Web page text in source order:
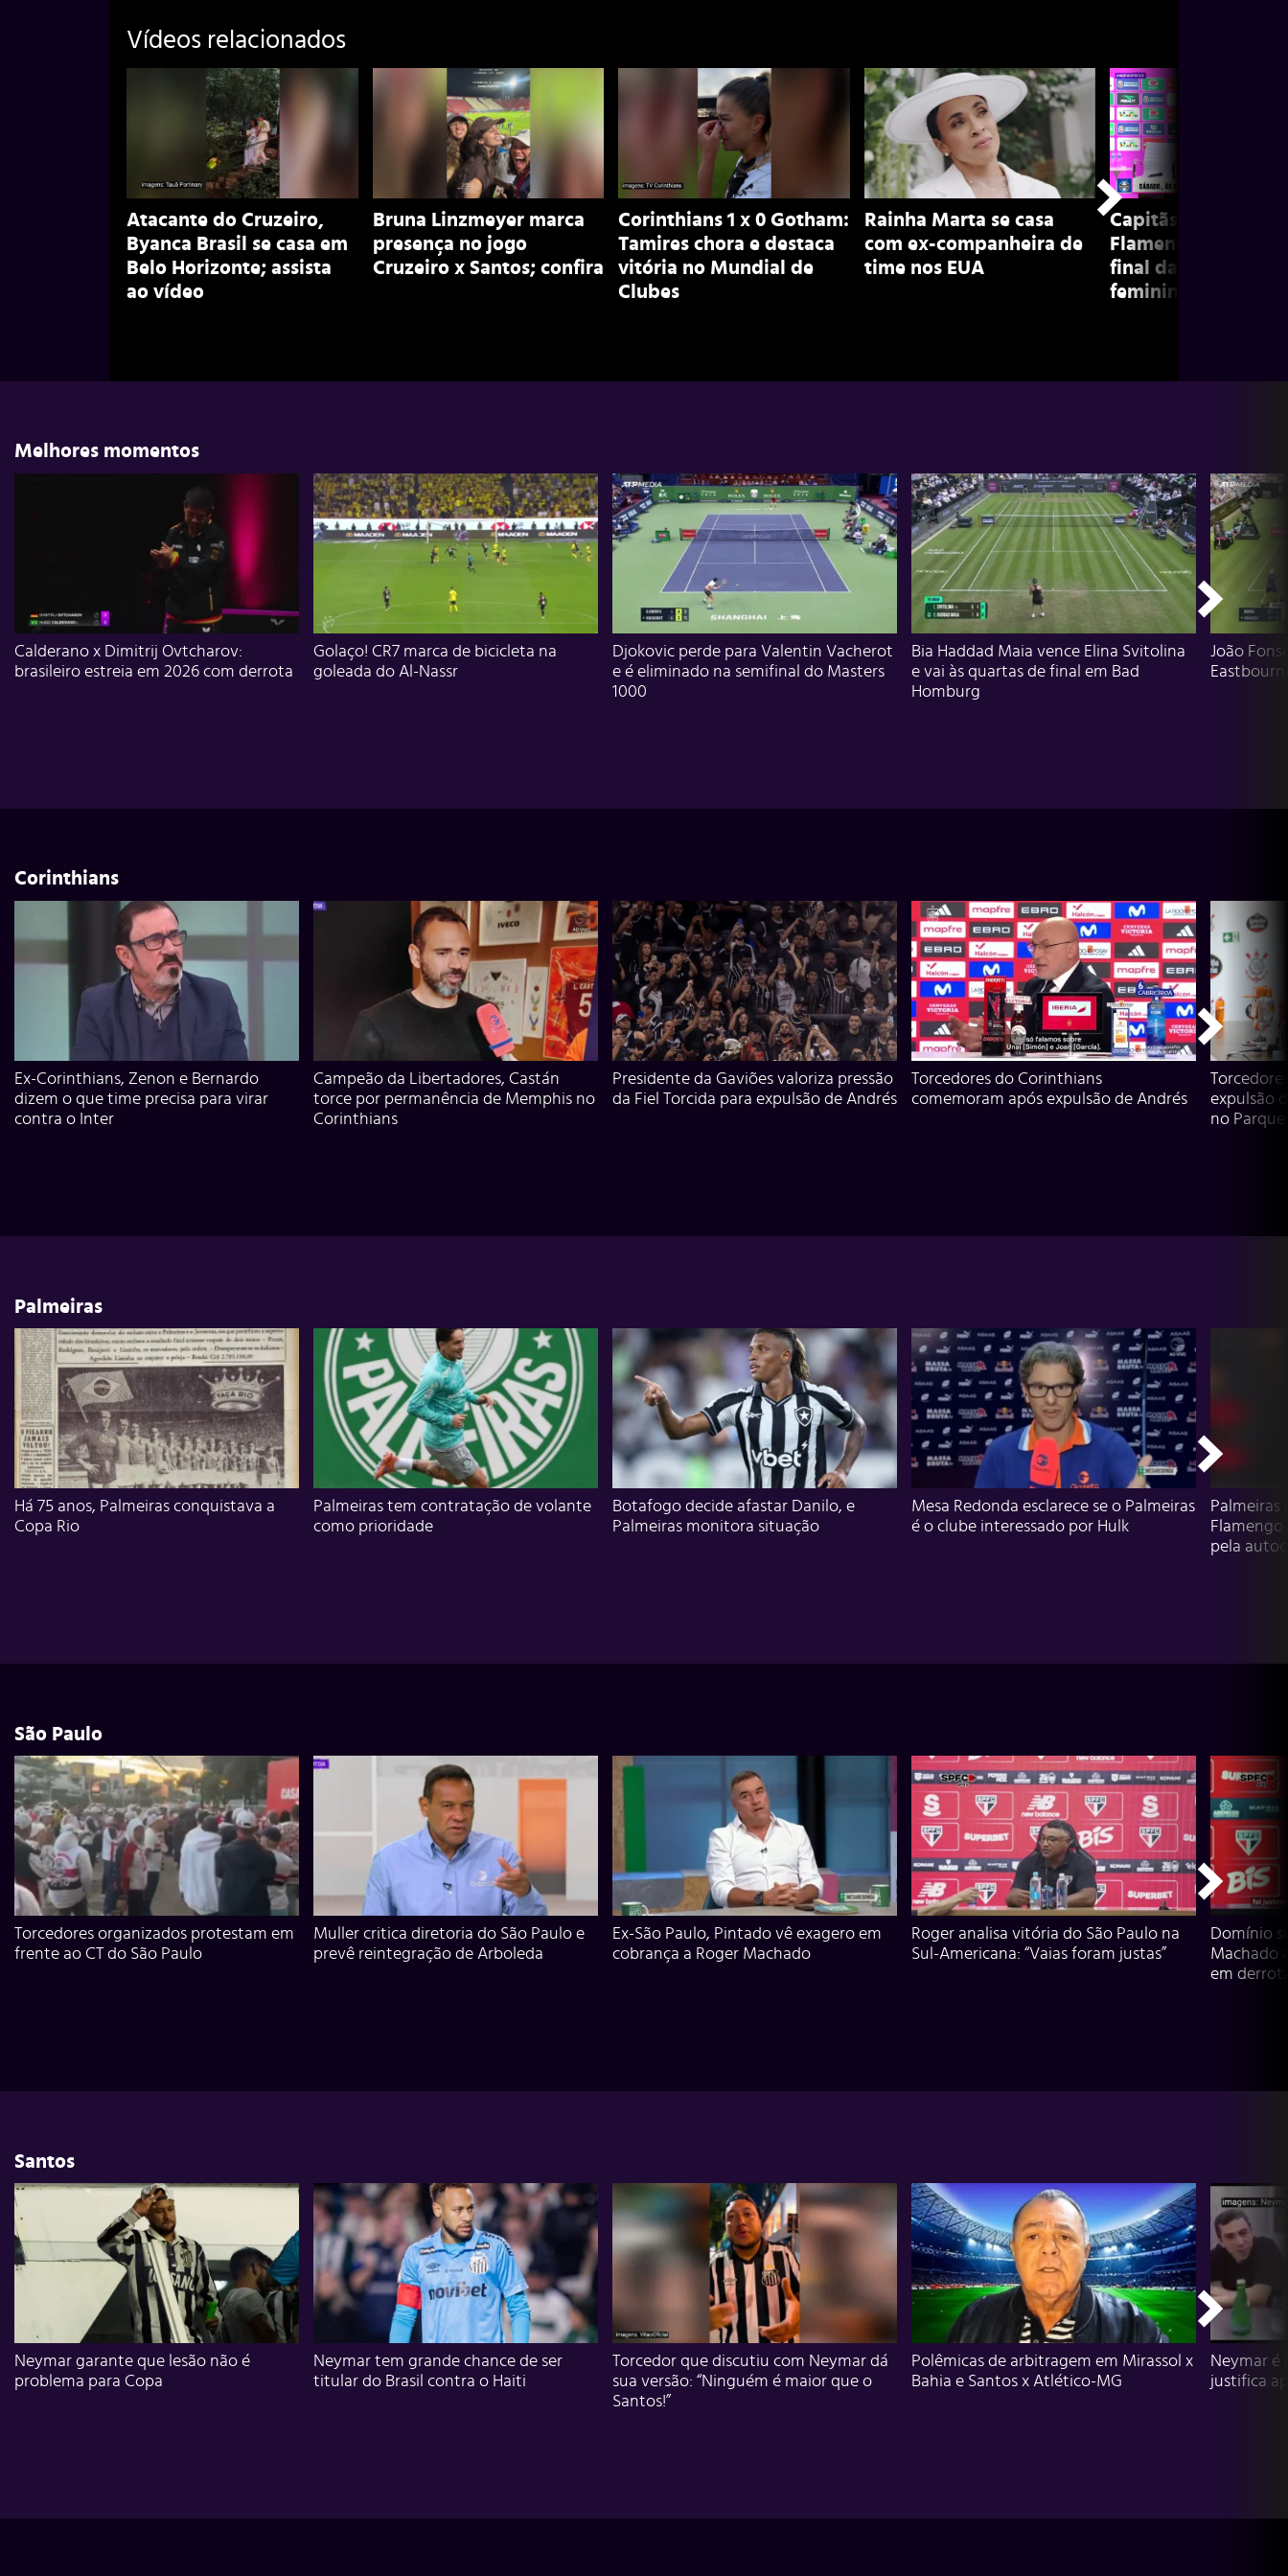
Vídeos relacionados
Atacante do Cruzeiro,
Byanca Brasil se casa em
Belo Horizonte; assista
ao vídeo
Bruna Linzmeyer marca
presença no jogo
Cruzeiro x Santos; confira
Corinthians 1 x 0 Gotham:
Tamires chora e destaca
vitória no Mundial de
Clubes
Rainha Marta se casa
com ex-companheira de
time nos EUA
Capitãs de Grêmio
Flamengo falam
final da Copinha
feminina
Melhores momentos
Calderano x Dimitrij Ovtcharov:
brasileiro estreia em 2026 com derrota
Golaço! CR7 marca de bicicleta na
goleada do Al-Nassr
Djokovic perde para Valentin Vacherot
e é eliminado na semifinal do Masters
1000
Bia Haddad Maia vence Elina Svitolina
e vai às quartas de final em Bad
Homburg
João
Corinthians
Ex-Corinthians, Zenon e Bernardo
dizem o que time precisa para virar
contra o Inter
Campeão da Libertadores, Castán
torce por permanência de Memphis no
Corinthians
Presidente da Gaviões valoriza pressão
da Fiel Torcida para expulsão de Andrés
Torcedores do Corinthians
comemoram após expulsão de Andrés
expulsão
no Parque
Palmeiras
Há 75 anos, Palmeiras conquistava a
Copa Rio
Palmeiras tem contratação de volante
como prioridade
Botafogo decide afastar Danilo, e
Palmeiras monitora situação
Mesa Redonda esclarece se o Palmeiras
é o clube interessado por Hulk
Flamengo
pela
São Paulo
Torcedores organizados protestam em
frente ao CT do São Paulo
Muller critica diretoria do São Paulo e
prevê reintegração de Arboleda
Ex-São Paulo, Pintado vê exagero em
cobrança a Roger Machado
Roger analisa vitória do São Paulo na
Sul-Americana: “Vaias foram justas”
Domínio
Machado
em
Santos
Neymar garante que lesão não é
problema para Copa
Neymar tem grande chance de ser
titular do Brasil contra o Haiti
Torcedor que discutiu com Neymar dá
sua versão: “Ninguém é maior que o
Santos!”
Polêmicas de arbitragem em Mirassol x
Bahia e Santos x Atlético-MG
Neymar é
justifica